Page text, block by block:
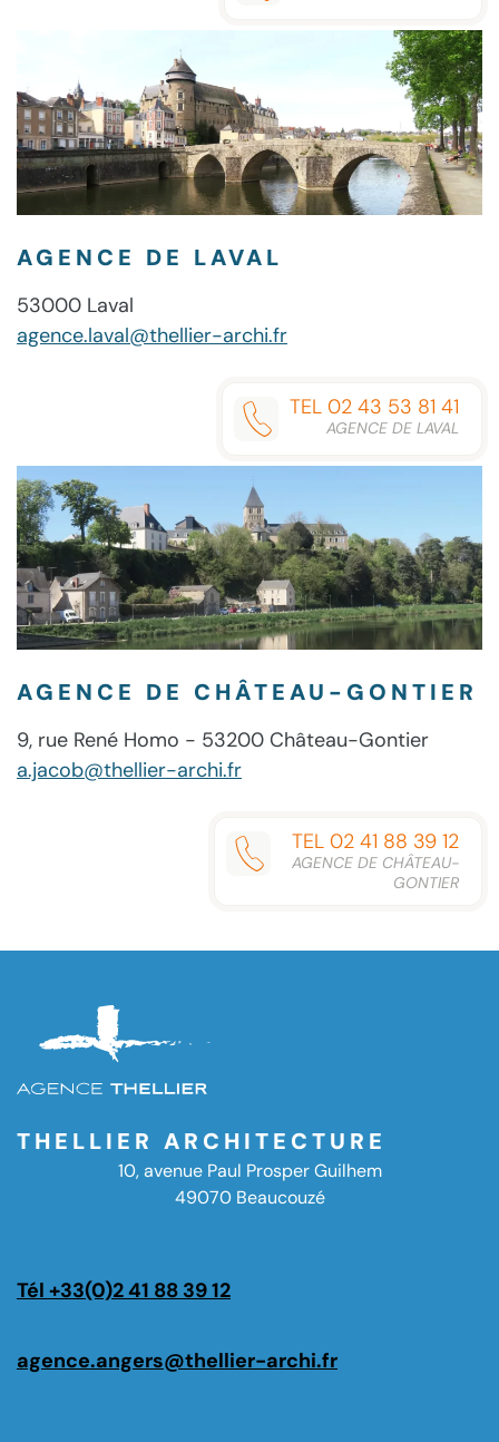
AGENCE DE LAVAL
53000 Laval
agence.laval@thellier-archi.fr
TEL 02 43 53 81 41
AGENCE DE LAVAL
AGENCE DE CHÂTEAU-GONTIER
9, rue René Homo - 53200 Château-Gontier
a.jacob@thellier-archi.fr
TEL 02 41 88 39 12
AGENCE DE CHÂTEAU-
GONTIER
THELLIER ARCHITECTURE
10, avenue Paul Prosper Guilhem
49070 Beaucouzé
Tél +33(0)2 41 88 39 12
agence.angers@thellier-archi.fr